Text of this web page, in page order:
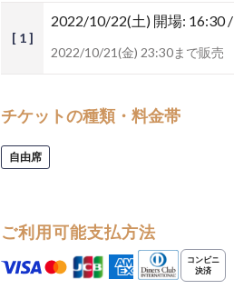
[ 1 ]
2022/10/22(土) 開場: 16:30
2022/10/21(金) 23:30まで販売
チケットの種類・料金帯
自由席
ご利用可能支払方法